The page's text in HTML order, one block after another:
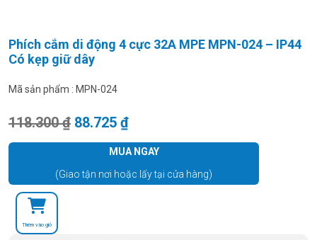
Phích cắm di động 4 cực 32A MPE MPN-024 – IP44
Có kẹp giữ dây
Mã sản phẩm : MPN-024
118.300₫ Giá gốc là: 118.300 ₫.
88.725 ₫Giá hiện tại là: 88.725 ₫.
MUA NGAY
(Giao tận nơi hoặc lấy tại cửa hàng)
Thêm vào giỏ